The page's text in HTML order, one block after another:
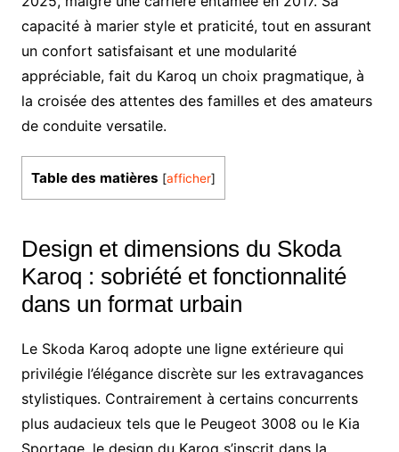
capacité à marier style et praticité, tout en assurant
un confort satisfaisant et une modularité
appréciable, fait du Karoq un choix pragmatique, à
la croisée des attentes des familles et des amateurs
de conduite versatile.
Table des matières [afficher]
Design et dimensions du Skoda
Karoq : sobriété et fonctionnalité
dans un format urbain
Le Skoda Karoq adopte une ligne extérieure qui
privilégie l’élégance discrète sur les extravagances
stylistiques. Contrairement à certains concurrents
plus audacieux tels que le Peugeot 3008 ou le Kia
Sportage, le design du Karoq s’inscrit dans la